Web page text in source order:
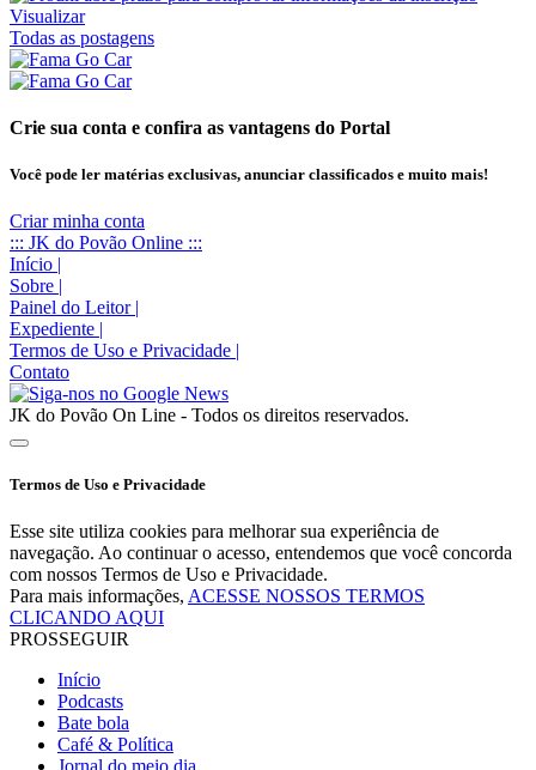
Visualizar
Todas as postagens
Crie sua conta e confira as vantagens do Portal
Você pode ler matérias exclusivas, anunciar classificados e muito mais!
Criar minha conta
::: JK do Povão Online :::
Início |
Sobre |
Painel do Leitor |
Expediente |
Termos de Uso e Privacidade |
Contato
JK do Povão On Line - Todos os direitos reservados.
Termos de Uso e Privacidade
Esse site utiliza cookies para melhorar sua experiência de
navegação. Ao continuar o acesso, entendemos que você concorda
com nossos Termos de Uso e Privacidade.
Para mais informações, ACESSE NOSSOS TERMOS
CLICANDO AQUI
PROSSEGUIR
Início
Podcasts
Bate bola
Café & Política
Jornal do meio dia